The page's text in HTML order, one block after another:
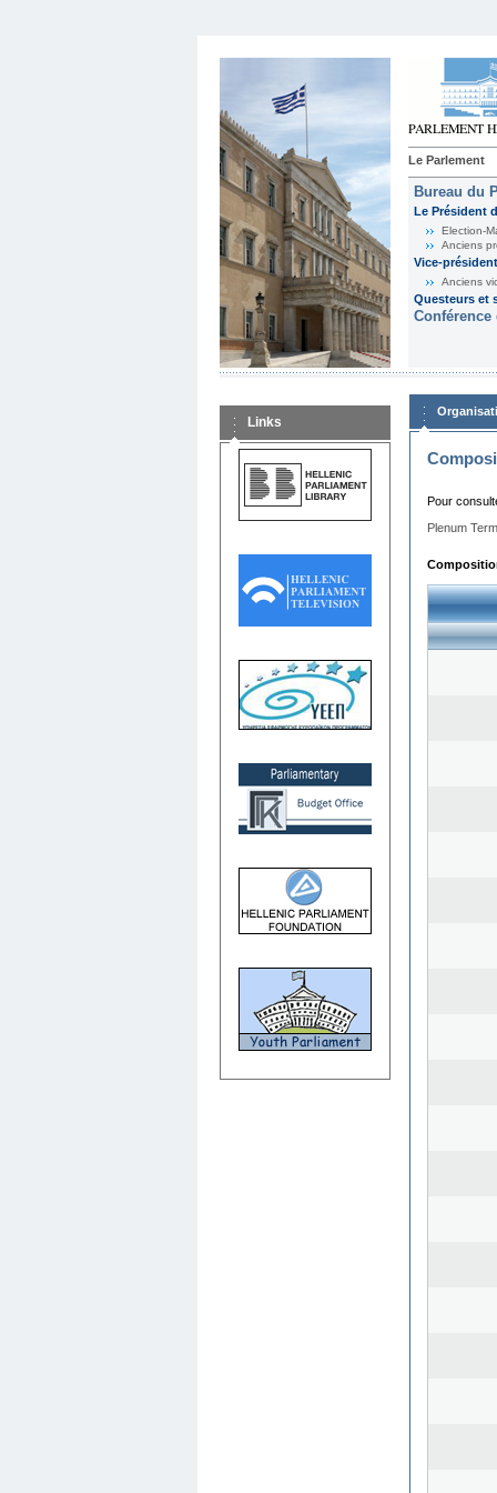
Le Parlement
Bureau du
Le Président
Election-
Anciens
Vice-
Anciens
Questeurs et
Links
Pour
Plenum